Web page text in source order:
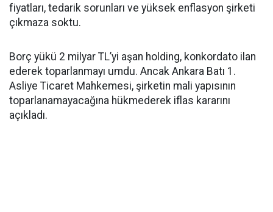
fiyatları, tedarik sorunları ve yüksek enflasyon şirketi
çıkmaza soktu.
Borç yükü 2 milyar TL’yi aşan holding, konkordato ilan
ederek toparlanmayı umdu. Ancak Ankara Batı 1.
Asliye Ticaret Mahkemesi, şirketin mali yapısının
toparlanamayacağına hükmederek iflas kararını
açıkladı.